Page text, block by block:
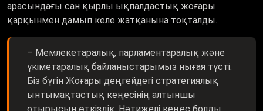
арасындағы сан қырлы ықпалдастық жоғары
қарқынмен дамып келе жатқанына тоқталды.
– Мемлекетаралық, парламентаралық және
үкіметаралық байланыстарымыз нығая түсті.
Біз бүгін Жоғары деңгейдегі стратегиялық
ынтымақтастық кеңесінің алтыншы